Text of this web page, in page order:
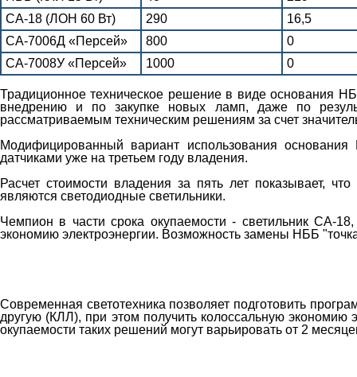
СА-18 (ЛОН 60 Вт)
290
16,5
СА-7006Д «Персей»
800
0
СА-7008У «Персей»
1000 0
Традиционное техническое решение в виде основания
внедрению и по закупке новых ламп, даже по
рассматриваемым техническим решениям за счет
Модифицированный вариант использования
датчиками уже на третьем году владения.
Расчет стоимости владения за пять лет показывает,
являются светодиодные светильники.
Чемпион в части срока окупаемости - светильник СА-
экономию электроэнергии. Возможность замены НББ
Современная светотехника позволяет подготовить
другую (КЛЛ), при этом получить колоссальную
окупаемости таких решений могут варьировать от 2